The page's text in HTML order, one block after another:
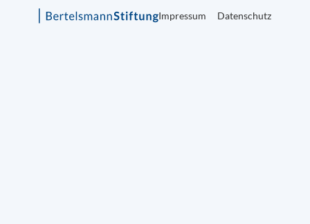
Impressum Datenschutz